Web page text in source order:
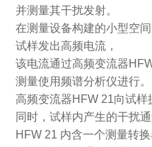
并测量其干扰发射。
在测量设备构建的小型空间
试样发出高频电流，
该电流通过高频变流器
测量使用频谱分析仪进行。
高频变流器HFW 21向试样
同时，试样内产生的干扰
HFW 21 内含一个测量转